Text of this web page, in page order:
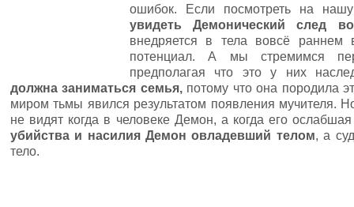
ошибок. Если посмотреть на
увидеть Демонический след
внедряется в тела вовсё раннем
потенциал. А мы стремимся
предполагая что это у них
должна заниматься семья,потому что она породила
миром тьмы явился результатом появления мучителя.
не видят когда в человеке Демон, а когда его
убийства и насилия Демон овладевший телом, а
тело.